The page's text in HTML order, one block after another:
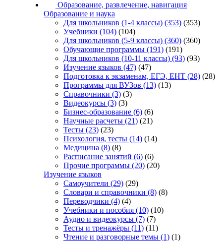
Образование, развлечение, навигация
Образование и наука
Для школьников (1-4 классы) (353) (353)
Учебники (104) (104)
Для школьников (5-9 классы) (360) (360)
Обучающие программы (191) (191)
Для школьников (10-11 классы) (93) (93)
Изучение языков (47) (47)
Подготовка к экзаменам, ЕГЭ, ЕНТ (28) (28)
Программы для ВУЗов (13) (13)
Справочники (3) (3)
Видеокурсы (3) (3)
Бизнес-образование (6) (6)
Научные расчеты (21) (21)
Тесты (23) (23)
Психология, тесты (14) (14)
Медицина (8) (8)
Расписание занятий (6) (6)
Прочие программы (20) (20)
Изучение языков
Самоучители (29) (29)
Словари и справочники (8) (8)
Переводчики (4) (4)
Учебники и пособия (10) (10)
Аудио и видеокурсы (7) (7)
Тесты и тренажёры (11) (11)
Чтение и разговорные темы (1) (1)